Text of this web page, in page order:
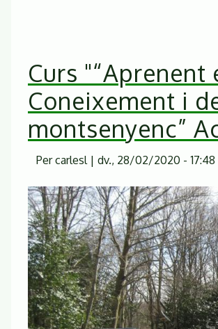
Curs "“Aprenent
Coneixement i
montsenyenc”
Percarlesl | dv., 28/02/2020 - 17:48